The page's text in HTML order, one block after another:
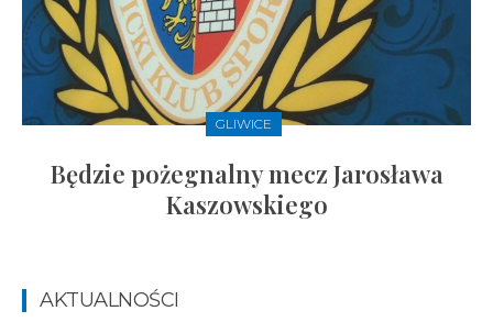
GLIWICE
Będzie pożegnalny mecz Jarosława
Kaszowskiego
AKTUALNOŚCI